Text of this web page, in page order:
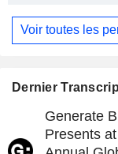
Dernier
Generate
Presents
Voir toutes les